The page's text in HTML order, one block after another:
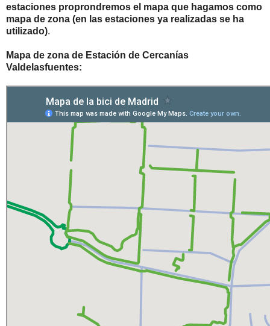
estaciones proprondremos el mapa que hagamos como
mapa de zona (en las estaciones ya realizadas se ha
utilizado).
Mapa de zona de Estación de Cercanías
Valdelasfuentes: